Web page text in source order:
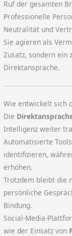
Ruf der gesamten
Professionelle
Neutralität und
Sie agieren als
Zusatz, sondern
Direktansprache.
Wie entwickelt sich
Die
Intelligenz weiter
Automatisierte
identifizieren,
erhöhen.
Trotzdem bleibt die
persönliche
Bindung.
Social-Media-
wie der Einsatz von